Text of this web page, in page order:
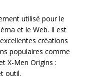
utilisé pour le
et le Web. Il est
créations
populaires comme
X-Men Origins :
outil.